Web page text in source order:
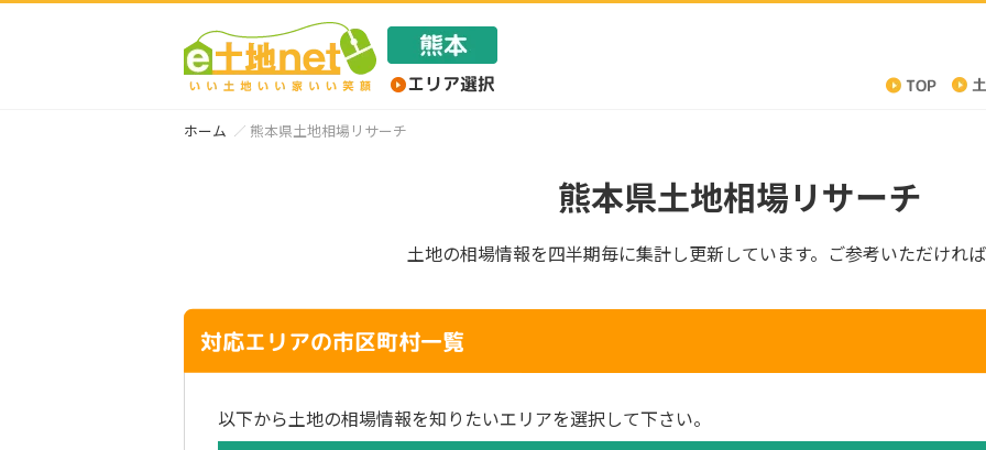
ホーム 熊本県土地相場リサーチ
熊本県土地相場リサーチ
土地の相場情報を四半期毎に集計し更新しています。ご参考いただけれ
対応エリアの市区町村一覧
以下から土地の相場情報を知りたいエリアを選択して下さい。